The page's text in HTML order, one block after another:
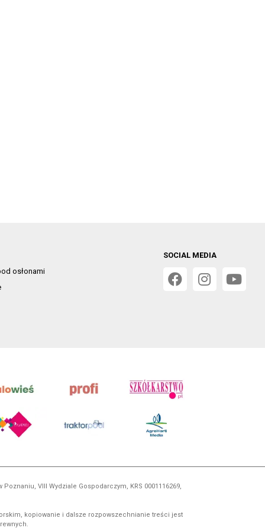
osłonami
SOCIAL MEDIA
VIII Wydziale Gospodarczym, KRS 0001116269,
kopiowanie i dalsze rozpowszechnianie treści jest